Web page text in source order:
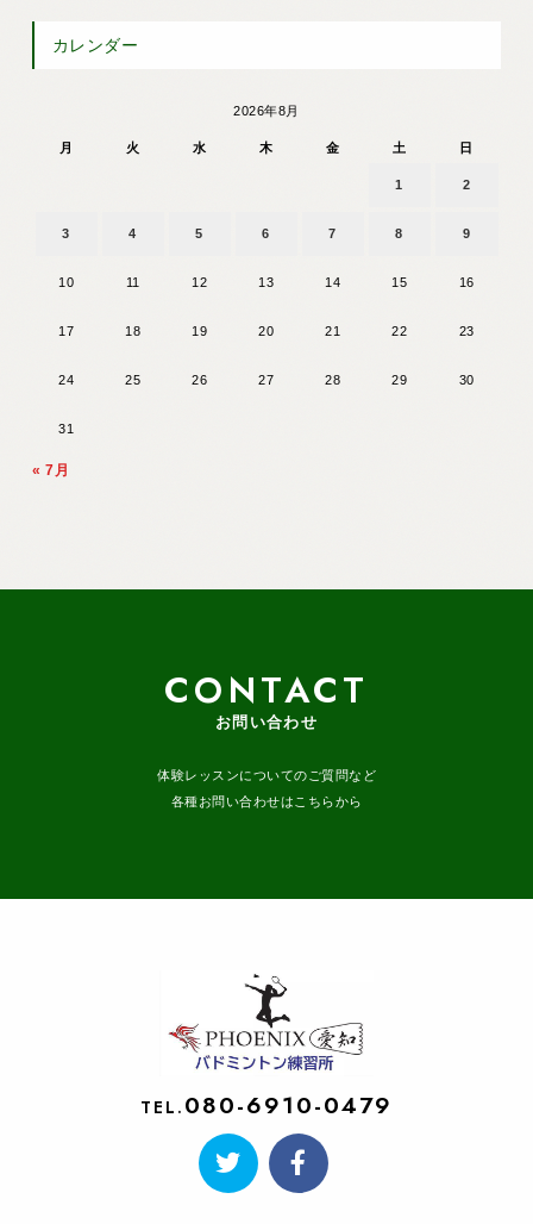
カレンダー
2026年8月
月 火 水 木 金 土 日
1 2
3 4 5 6 7 8 9
10 11 12 13 14 15 16
17 18 19 20 21 22 23
24 25 26 27 28 29 30
31
« 7月
CONTACT
お問い合わせ
体験レッスンについてのご質問など
各種お問い合わせはこちらから
TEL. 080-6910-0479